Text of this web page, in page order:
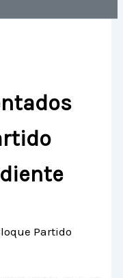
Partido